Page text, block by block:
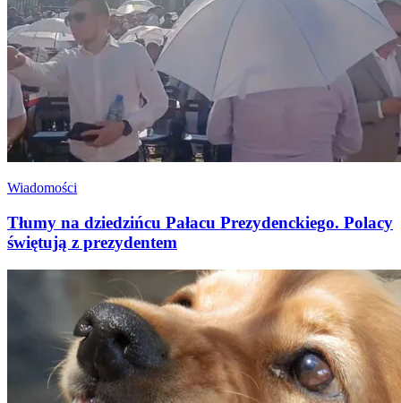
Wiadomości
Tłumy na dziedzińcu Pałacu Prezydenckiego. Polacy
świętują z prezydentem